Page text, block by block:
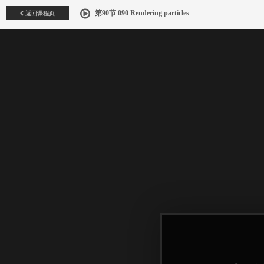
返回课程页 第90节 090 Rendering particles